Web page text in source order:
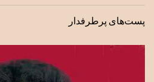
پست‌های پرطرفدار